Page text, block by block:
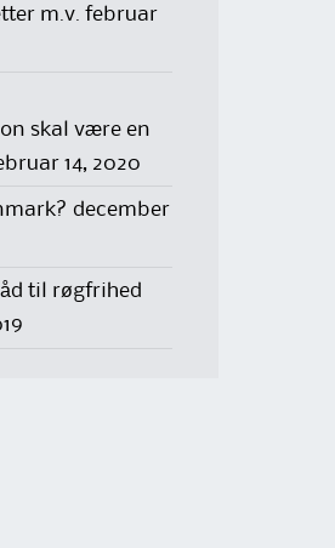
m.v. februar
skal være en
14, 2020
december
til røgfrihed